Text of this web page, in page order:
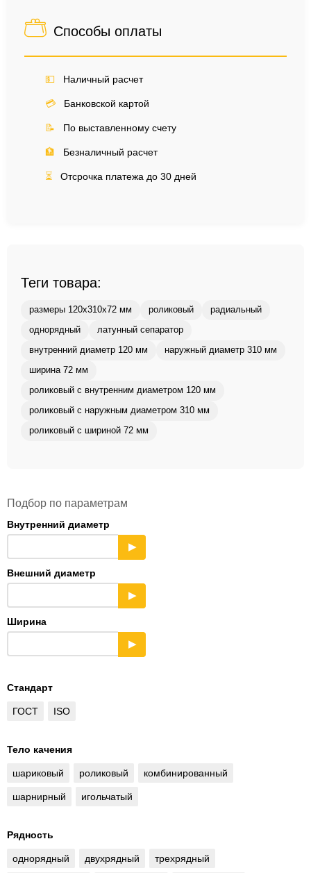
Способы оплаты
💵 Наличный расчет
💳 Банковской картой
📝 По выставленному счету
🏦 Безналичный расчет
⏳ Отсрочка платежа до 30 дней
Теги товара:
размеры 120x310x72 мм роликовый радиальный
однорядный латунный сепаратор
внутренний диаметр 120 мм наружный диаметр 310 мм
ширина 72 мм
роликовый с внутренним диаметром 120 мм
роликовый с наружным диаметром 310 мм
роликовый с шириной 72 мм
Подбор по параметрам
Внутренний диаметр
▶
Внешний диаметр
▶
Ширина
▶
Стандарт
ГОСТ ISO
Тело качения
шариковый роликовый комбинированный
шарнирный игольчатый
Рядность
однорядный двухрядный трехрядный